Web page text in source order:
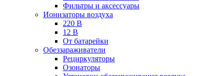
Фильтры и аксессуары
Ионизаторы воздуха
220 В
12 В
От батарейки
Обеззараживатели
Рециркуляторы
Озонаторы